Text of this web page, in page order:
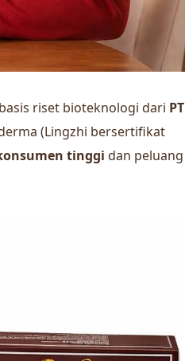
riset bioteknologi dari PT
(Lingzhi bersertifikat
tinggi dan peluang